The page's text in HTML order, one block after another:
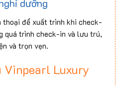
dưỡng
thoại để xuất trình khi check-
quá trình check-in và lưu trú,
và trọn vẹn.
Vinpearl Luxury